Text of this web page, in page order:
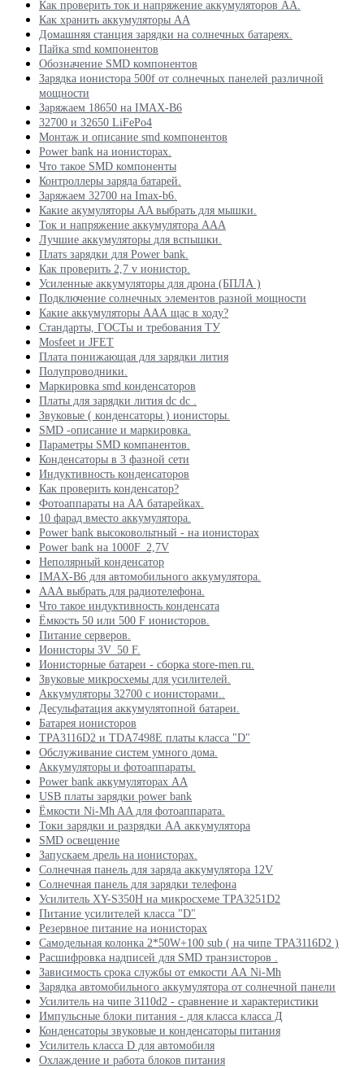
Как проверить ток и напряжение аккумуляторов АА.
Как хранить аккумуляторы АА
Домашняя станция зарядки на солнечных батареях.
Пайка smd компонентов
Обозначение SMD компонентов
Зарядка ионистора 500f от солнечных панелей различной
мощности
Заряжаем 18650 на IMAX-B6
32700 и 32650 LiFePo4
Монтаж и описание smd компонентов
Power bank на ионисторах.
Что такое SMD компоненты
Контроллеры заряда батарей.
Заряжаем 32700 на Imax-b6.
Какие акумуляторы AA выбрать для мышки.
Ток и напряжение аккумулятора ААА
Лучшие аккумуляторы для вспышки.
Платs зарядки для Power bank.
Как проверить 2,7 v ионистор.
Усиленные аккумуляторы для дрона (БПЛА )
Подключение солнечных элементов разной мощности
Какие аккумуляторы ААА щас в ходу?
Стандарты, ГОСТы и требования ТУ
Mosfeet и JFET
Плата понижающая для зарядки лития
Полупроводники.
Маркировка smd конденсаторов
Платы для зарядки лития dc dc .
Звуковые ( конденсаторы ) ионисторы.
SMD -описание и маркировка.
Параметры SMD компанентов.
Конденсаторы в 3 фазной сети
Индуктивность конденсаторов
Как проверить конденсатор?
Фотоаппараты на АА батарейках.
10 фарад вместо аккумулятора.
Power bank высоковольтный - на ионисторах
Power bank на 1000F_2,7V
Неполярный конденсатор
IMAX-B6 для автомобильного аккумулятора.
ААА выбрать для радиотелефона.
Что такое индуктивность конденсата
Ёмкость 50 или 500 F ионисторов.
Питание серверов.
Ионисторы 3V_50 F.
Ионисторные батареи - сборка store-men.ru.
Звуковые микросхемы для усилителей.
Аккумуляторы 32700 с ионисторами..
Десульфатация аккумулятопной батареи.
Батарея ионисторов
TPA3116D2 и TDA7498E платы класса "D"
Обслуживание систем умного дома.
Аккумуляторы и фотоаппараты.
Power bank аккумуляторах АА
USB платы зарядки power bank
Ёмкости Ni-Mh AA для фотоаппарата.
Токи зарядки и разрядки АА аккумулятора
SMD освещение
Запускаем дрель на ионисторах.
Солнечная панель для заряда аккумулятора 12V
Солнечная панель для зарядки телефона
Усилитель XY-S350H на микросхеме TPA3251D2
Питание усилителей класса "D"
Резервное питание на ионисторах
Самодельная колонка 2*50W+100 sub ( на чипе TPA3116D2 )
Расшифровка надписей для SMD транзисторов .
Зависимость срока службы от емкости АА Ni-Mh
Зарядка автомобильного аккумулятора от солнечной панели
Усилитель на чипе 3110d2 - сравнение и характеристики
Импульсные блоки питания - для класса класса Д
Конденсаторы звуковые и конденсаторы питания
Усилитель класса D для автомобиля
Охлаждение и работа блоков питания